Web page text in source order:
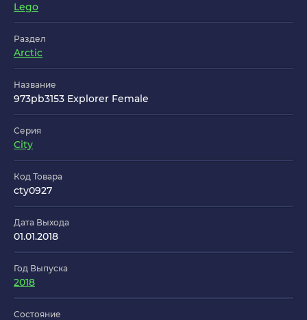
Lego
Раздел
Arctic
Название
973pb3153 Explorer Female
Серия
City
Код Товара
cty0927
Дата Выхода
01.01.2018
Год Выпуска
2018
Состояние